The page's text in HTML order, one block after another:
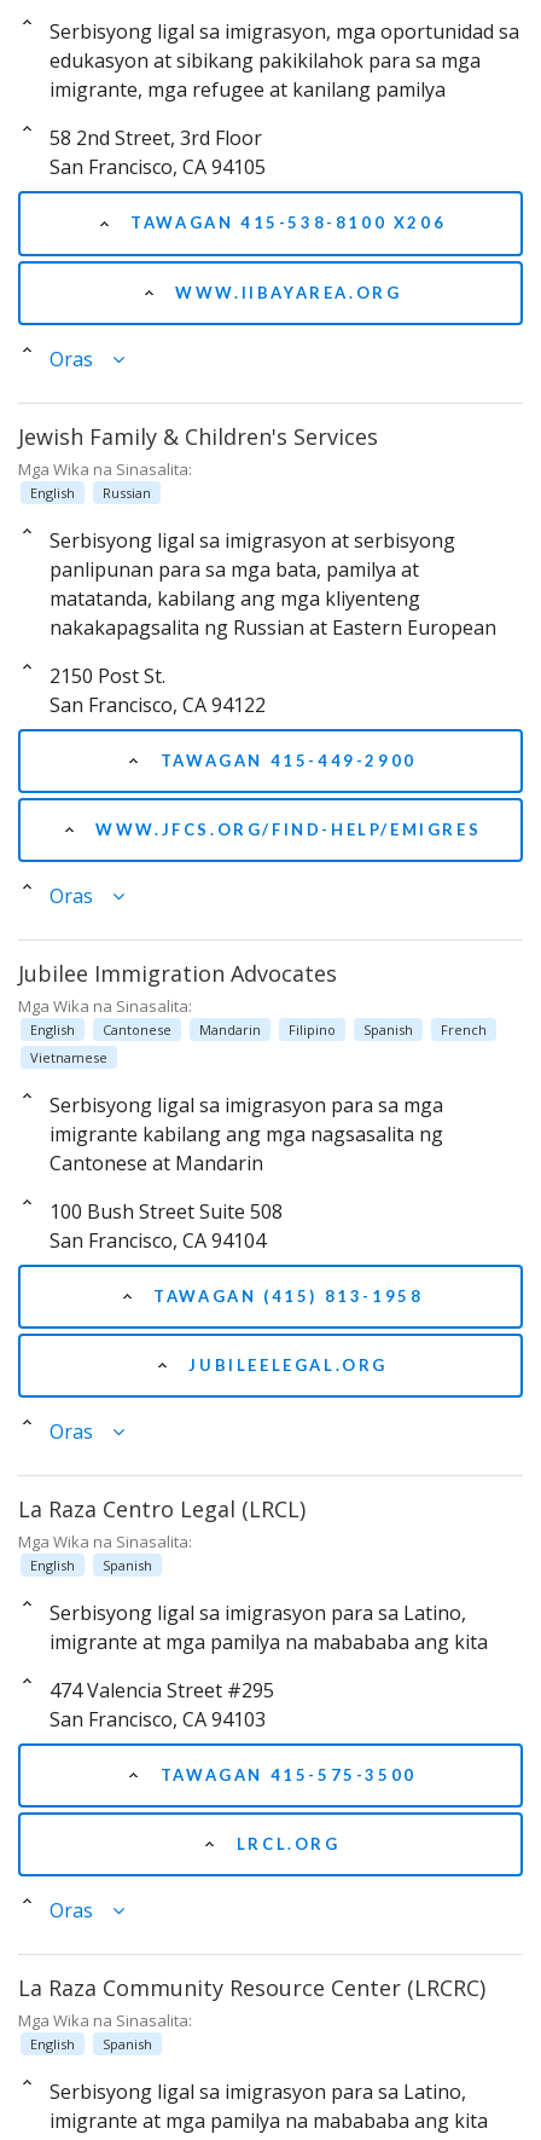
Serbisyong ligal sa imigrasyon, mga oportunidad sa
edukasyon at sibikang pakikilahok para sa mga
imigrante, mga refugee at kanilang pamilya
58 2nd Street, 3rd Floor
San Francisco, CA 94105
TAWAGAN 415-538-8100 X206
WWW.IIBAYAREA.ORG
Oras
Jewish Family & Children's Services
Mga Wika na Sinasalita:
English Russian
Serbisyong ligal sa imigrasyon at serbisyong
panlipunan para sa mga bata, pamilya at
matatanda, kabilang ang mga kliyenteng
nakakapagsalita ng Russian at Eastern European
2150 Post St.
San Francisco, CA 94122
TAWAGAN 415-449-2900
WWW.JFCS.ORG/FIND-HELP/EMIGRES
Oras
Jubilee Immigration Advocates
Mga Wika na Sinasalita:
English Cantonese Mandarin Filipino Spanish
French
Vietnamese
Serbisyong ligal sa imigrasyon para sa mga
imigrante kabilang ang mga nagsasalita ng
Cantonese at Mandarin
100 Bush Street Suite 508
San Francisco, CA 94104
TAWAGAN (415) 813-1958
JUBILEELEGAL.ORG
Oras
La Raza Centro Legal (LRCL)
Mga Wika na Sinasalita:
English Spanish
Serbisyong ligal sa imigrasyon para sa Latino,
imigrante at mga pamilya na mabababa ang kita
474 Valencia Street #295
San Francisco, CA 94103
TAWAGAN 415-575-3500
LRCL.ORG
Oras
La Raza Community Resource Center (LRCRC)
Mga Wika na Sinasalita:
English Spanish
Serbisyong ligal sa imigrasyon para sa Latino,
imigrante at mga pamilya na mabababa ang kita